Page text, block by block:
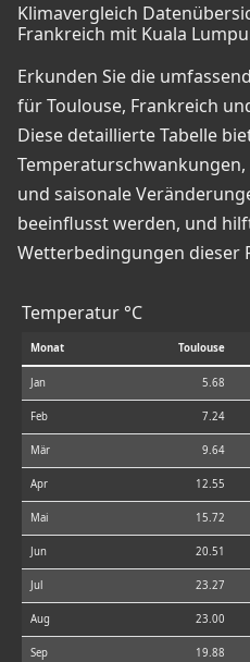
Klimavergleich
Frankreich mit Kuala
Erkunden Sie die
für Toulouse, Frankreich
Diese detaillierte Tabelle
und saisonale
beeinflusst werden, und
Wetterbedingungen dieser
Temperatur °C
Monat Toulouse
Jan 5.68
Feb 7.24
Mär 9.64
Apr 12.55
Mai 15.72
Jun 20.51
Jul 23.27
Aug 23.00
Sep 19.88